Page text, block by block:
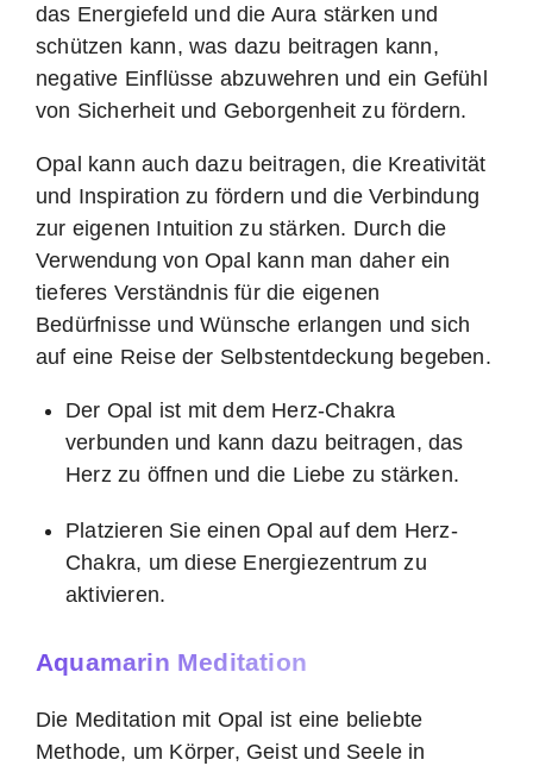
das Energiefeld und die Aura stärken und
schützen kann, was dazu beitragen kann,
negative Einflüsse abzuwehren und ein Gefühl
von Sicherheit und Geborgenheit zu fördern.
Opal kann auch dazu beitragen, die Kreativität
und Inspiration zu fördern und die Verbindung
zur eigenen Intuition zu stärken. Durch die
Verwendung von Opal kann man daher ein
tieferes Verständnis für die eigenen
Bedürfnisse und Wünsche erlangen und sich
auf eine Reise der Selbstentdeckung begeben.
Der Opal ist mit dem Herz-Chakra
verbunden und kann dazu beitragen, das
Herz zu öffnen und die Liebe zu stärken.
Platzieren Sie einen Opal auf dem Herz-
Chakra, um diese Energiezentrum zu
aktivieren.
Aquamarin Meditation
Die Meditation mit Opal ist eine beliebte
Methode, um Körper, Geist und Seele in